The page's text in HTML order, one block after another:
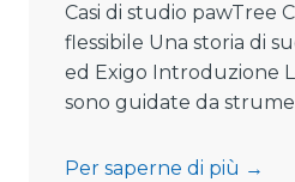
Casi di studio pawTree
flessibile Una storia di
ed Exigo Introduzione
sono guidate da
Per saperne di più →